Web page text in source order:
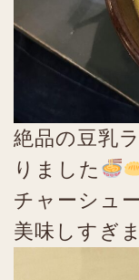
絶品の豆乳
りました
チャーシュ
美味しすぎ